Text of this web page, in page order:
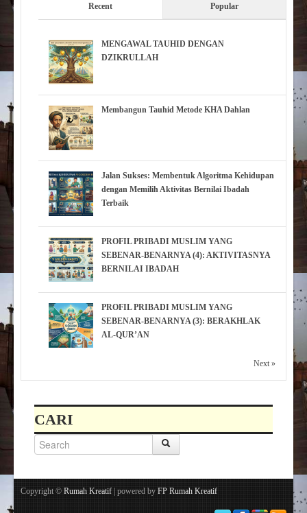
Recent Popular
MENGAWAL TAUHID DENGAN
DZIKRULLAH
Membangun Tauhid Metode KHA Dahlan
Jalan Sukses: Membentuk Algoritma Kehidupan
dengan Memilih Aktivitas Bernilai Ibadah
Terbaik
PROFIL PRIBADI MUSLIM YANG
SEBENAR-BENARNYA (4): AKTIVITASNYA
BERNILAI IBADAH
PROFIL PRIBADI MUSLIM YANG
SEBENAR-BENARNYA (3): BERAKHLAK
AL-QUR’AN
Next »
CARI
Copyright © Rumah Kreatif | powered by FP Rumah Kreatif